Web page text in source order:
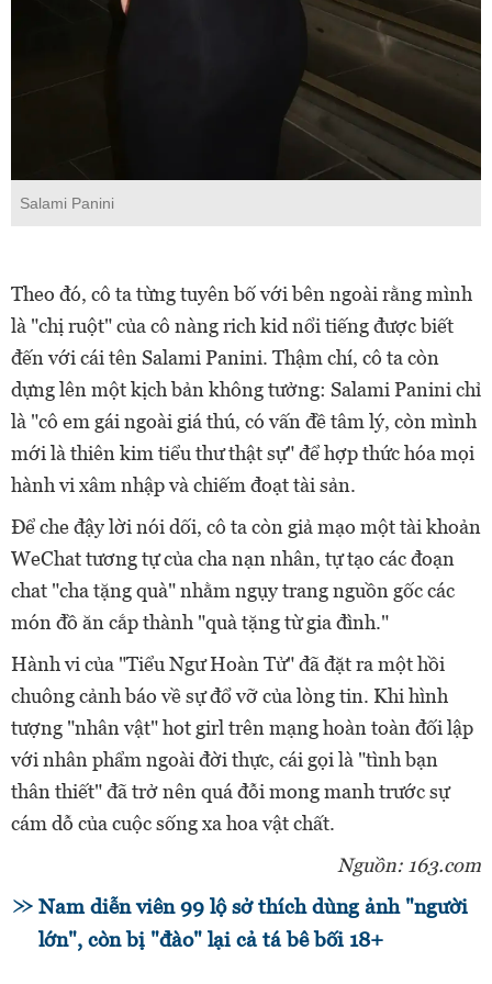
Salami Panini
Theo đó, cô ta từng tuyên bố với bên ngoài rằng mình
là "chị ruột" của cô nàng rich kid nổi tiếng được biết
đến với cái tên Salami Panini. Thậm chí, cô ta còn
dựng lên một kịch bản không tưởng: Salami Panini chỉ
là "cô em gái ngoài giá thú, có vấn đề tâm lý, còn mình
mới là thiên kim tiểu thư thật sự" để hợp thức hóa mọi
hành vi xâm nhập và chiếm đoạt tài sản.
Để che đậy lời nói dối, cô ta còn giả mạo một tài khoản
WeChat tương tự của cha nạn nhân, tự tạo các đoạn
chat "cha tặng quà" nhằm ngụy trang nguồn gốc các
món đồ ăn cắp thành "quà tặng từ gia đình."
Hành vi của "Tiểu Ngư Hoàn Tử" đã đặt ra một hồi
chuông cảnh báo về sự đổ vỡ của lòng tin. Khi hình
tượng "nhân vật" hot girl trên mạng hoàn toàn đối lập
với nhân phẩm ngoài đời thực, cái gọi là "tình bạn
thân thiết" đã trở nên quá đỗi mong manh trước sự
cám dỗ của cuộc sống xa hoa vật chất.
Nguồn: 163.com
Nam diễn viên 99 lộ sở thích dùng ảnh "người
lớn", còn bị "đào" lại cả tá bê bối 18+